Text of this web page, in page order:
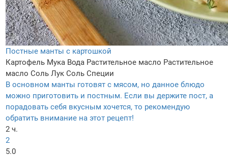
Постные манты с картошкой
Картофель Мука Вода Растительное масло Растительное
масло Соль Лук Соль Специи
В основном манты готовят с мясом, но данное блюдо
можно приготовить и постным. Если вы держите пост, а
порадовать себя вкусным хочется, то рекомендую
обратить внимание на этот рецепт!
2 ч.
2
5.0